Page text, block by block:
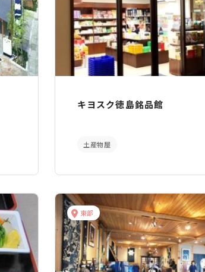
キヨスク徳島銘品館
土産物屋
東部